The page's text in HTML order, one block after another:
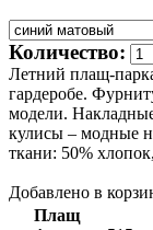
Количество:
Летний плащ-
гардеробе.
модели.
кулисы – модные
ткани: 50%
Добавлено в
Плащ